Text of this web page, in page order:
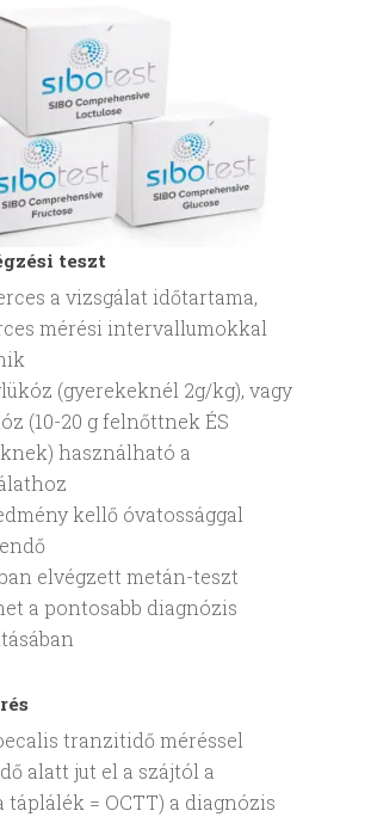
teszt
a vizsgálat időtartama,
mérési intervallumokkal
(gyerekeknél 2g/kg), vagy
(10-20 g felnőttnek ÉS
használható a
kellő óvatossággal
elvégzett metán-teszt
a pontosabb diagnózis
tranzitidő méréssel
alatt jut el a szájtól a
táplálék = OCTT) a diagnózis